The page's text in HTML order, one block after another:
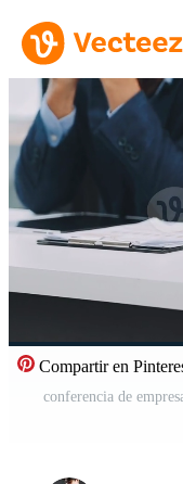
Compartir en